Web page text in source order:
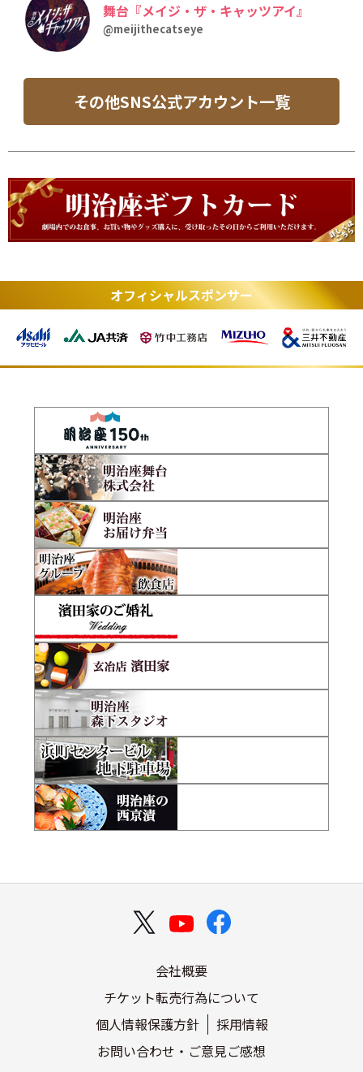
舞台『メイジ・ザ・キャッツアイ』
@meijithecatseye
その他SNS公式アカウント一覧
オフィシャルスポンサー
会社概要
チケット転売行為について
個人情報保護方針
採用情報
お問い合わせ・ご意見ご感想